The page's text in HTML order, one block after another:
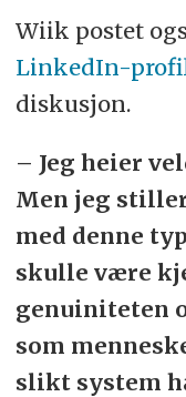
Wiik postet
LinkedIn-
diskusjon.
– Jeg heier
Men jeg
med denne
skulle være
genuiniteten
som
slikt system